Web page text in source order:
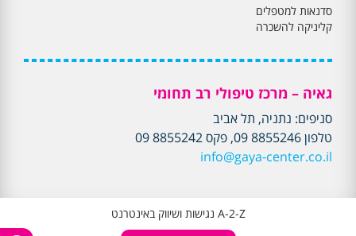
סדנאות למטפלים
קליניקה להשכרה
גאיה – מרכז טיפולי רב תחומי
סניפים: נתניה, תל אביב
טלפון 8855246 09, פקס 8855242 09
info@gaya-center.co.il
A-2-Z נגישות ושיווק באינטרנט